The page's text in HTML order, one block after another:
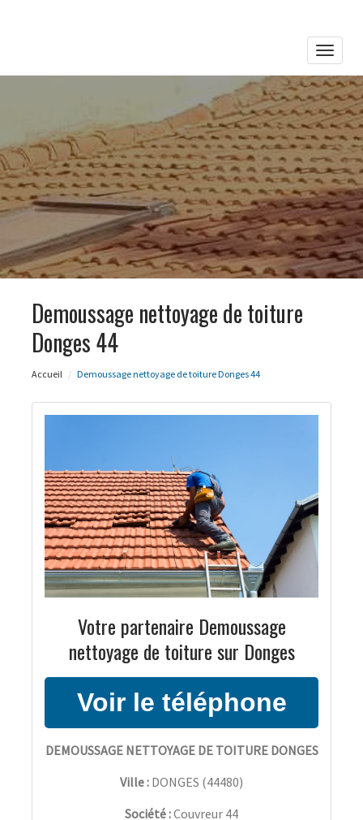
Toggle
Demoussage nettoyage de toiture
Donges 44
Accueil Demoussage nettoyage de toiture Donges 44
Votre partenaire Demoussage
nettoyage de toiture sur Donges
DEMOUSSAGE NETTOYAGE DE TOITURE DONGES
Ville : DONGES (44480)
Société :Couvreur 44